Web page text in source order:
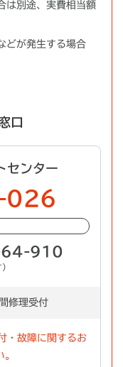
は別途、実費相当額
どが発生する場合
口
センター
026
910
修理受付
・故障に関するお